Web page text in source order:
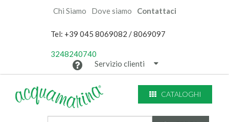
Chi Siamo Dove siamo Contattaci
Tel: +39 045 8069082 / 8069097
3248240740
Servizio clienti
CATALOGHI